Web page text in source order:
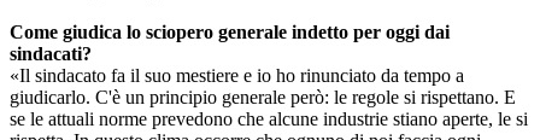
Come giudica lo sciopero generale indetto per oggi dai
sindacati?
«Il sindacato fa il suo mestiere e io ho rinunciato da tempo a
giudicarlo. C'è un principio generale però: le regole si rispettano. E
se le attuali norme prevedono che alcune industrie stiano aperte, le si